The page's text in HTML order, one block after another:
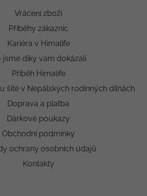
Vrácení zboží
Příběhy zákaznic
Kariéra v Himalife
jsme díky vám dokázali
Příběh Himalife
šité v Nepálských rodinných dílnách
Doprava a platba
Dárkové poukazy
Obchodní podmínky
ochrany osobních údajů
Kontakty